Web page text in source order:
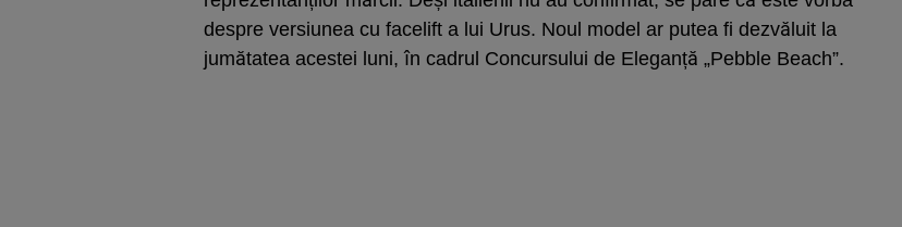
despre versiunea cu facelift a lui Urus. Noul model ar putea fi dezvăluit la
jumătatea acestei luni, în cadrul Concursului de Eleganță „Pebble Beach”.